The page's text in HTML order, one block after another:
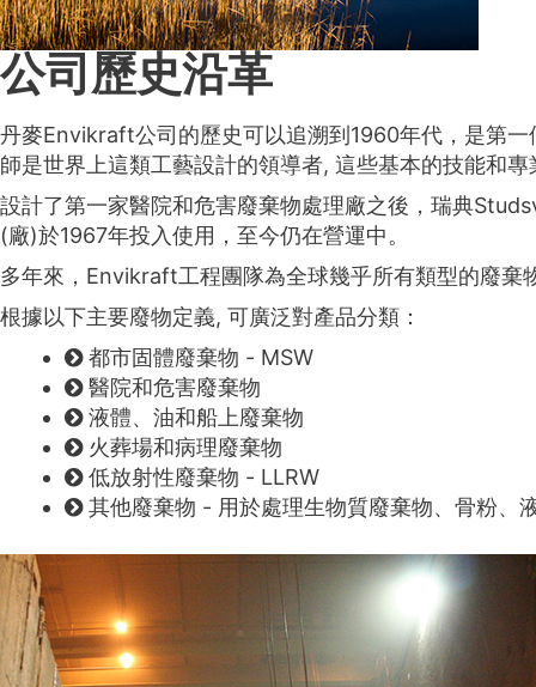
公司歷史沿革
丹麥Envikraft公司的歷史可以追溯到1960年代，是第
師是世界上這類工藝設計的領導者, 這些基本的技能和
設計了第一家醫院和危害廢棄物處理廠之後，瑞典
(廠)於1967年投入使用，至今仍在營運中。
多年來，Envikraft工程團隊為全球幾乎所有類型的廢
根據以下主要廢物定義, 可廣泛對產品分類：
都市固體廢棄物 - MSW
醫院和危害廢棄物
液體、油和船上廢棄物
火葬場和病理廢棄物
低放射性廢棄物 - LLRW
其他廢棄物 - 用於處理生物質廢棄物、骨粉、